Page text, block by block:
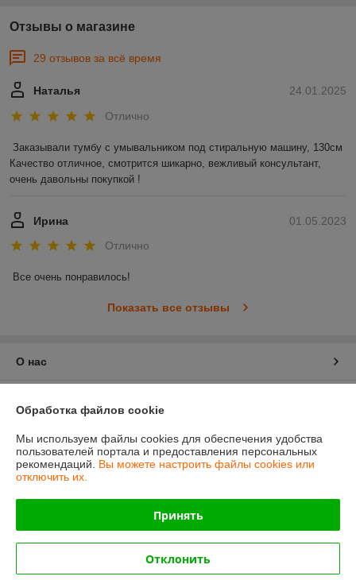
Отзывы о магазине
29 отзывов за всё время
24.01.2025
Наталья
Отлично
Заказывали тумбу с умывальником под стиральную машину, 130см
Качество отличное, смотрится шикарно, вежливый консультант,
очень давольны покупкой !
01.05.2023
Ирина
Отлично
Все очень понравилось!
Показать все отзывы
О нас
Доставка и оплата
График работы
Политика обработки cookies
Обработка файлов cookie
Мы используем файлы cookies для обеспечения удобства
пользователей портала и предоставления персональных
рекомендаций. Вы можете настроить файлы cookies или
отключить их.
Принять
Отклонить